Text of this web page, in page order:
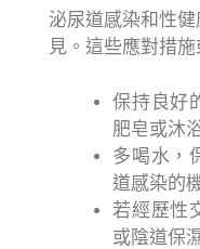
泌尿道感染和性
見。這些應對措施
保持良好
肥皂或沐
多喝水，
道感染的
若經歷性
或陰道保